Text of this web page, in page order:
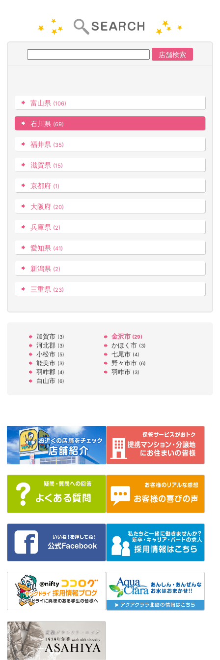
富山県 (106)
石川県 (69)
福井県 (35)
滋賀県 (15)
京都府 (1)
大阪府 (20)
兵庫県 (2)
愛知県 (41)
新潟県 (2)
三重県 (23)
加賀市 (3) 金沢市 (29)
河北郡 (3) かほく市 (3)
小松市 (5) 七尾市 (4)
能美市 (3) 野々市市 (6)
羽咋郡 (4) 羽咋市 (3)
白山市 (6)